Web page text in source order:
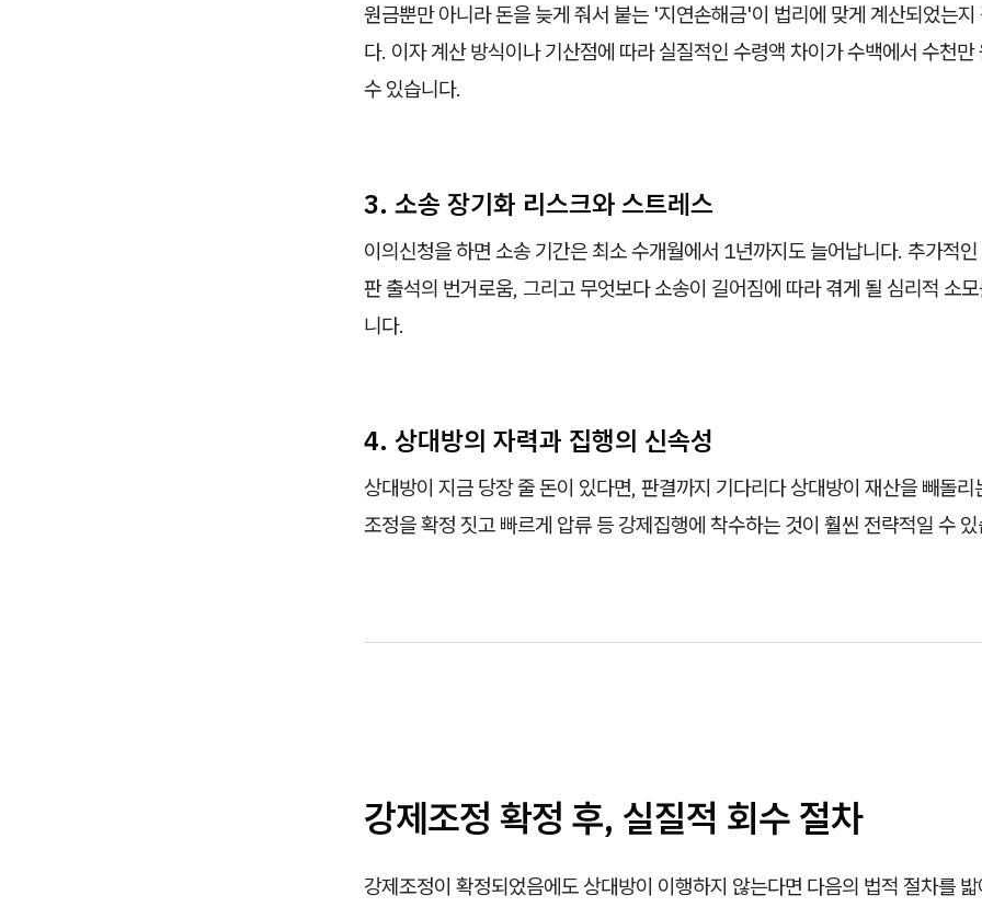
원금뿐만 아니라 돈을 늦게 줘서 붙는 '지연손해금'이 법리에 맞게 계산되었는지
다. 이자 계산 방식이나 기산점에 따라 실질적인 수령액 차이가 수백에서 수천만
수 있습니다.
3. 소송 장기화 리스크와 스트레스
이의신청을 하면 소송 기간은 최소 수개월에서 1년까지도 늘어납니다. 추가적
판 출석의 번거로움, 그리고 무엇보다 소송이 길어짐에 따라 겪게 될 심리적 소
니다.
4. 상대방의 자력과 집행의 신속성
상대방이 지금 당장 줄 돈이 있다면, 판결까지 기다리다 상대방이 재산을 빼돌리
조정을 확정 짓고 빠르게 압류 등 강제집행에 착수하는 것이 훨씬 전략적일 수
강제조정 확정 후, 실질적 회수 절차
강제조정이 확정되었음에도 상대방이 이행하지 않는다면 다음의 법적 절차를